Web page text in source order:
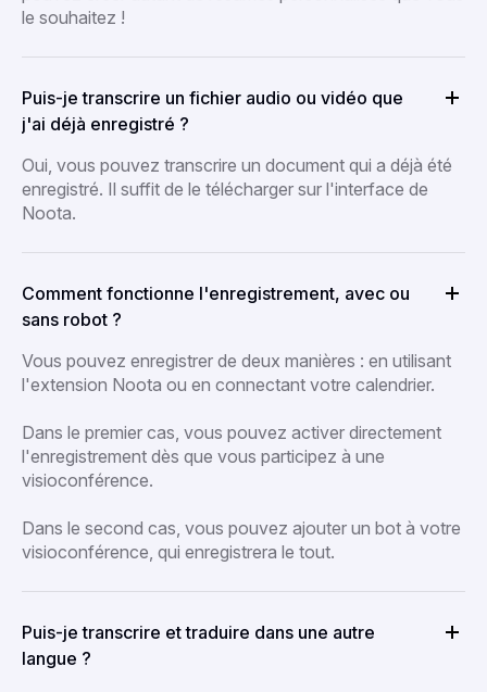
le souhaitez !
Puis-je transcrire un fichier audio ou vidéo que
j'ai déjà enregistré ?
Oui, vous pouvez transcrire un document qui a déjà été
enregistré. Il suffit de le télécharger sur l'interface de
Noota.
Comment fonctionne l'enregistrement, avec ou
sans robot ?
Vous pouvez enregistrer de deux manières : en utilisant
l'extension Noota ou en connectant votre calendrier.
Dans le premier cas, vous pouvez activer directement
l'enregistrement dès que vous participez à une
visioconférence.
Dans le second cas, vous pouvez ajouter un bot à votre
visioconférence, qui enregistrera le tout.
Puis-je transcrire et traduire dans une autre
langue ?